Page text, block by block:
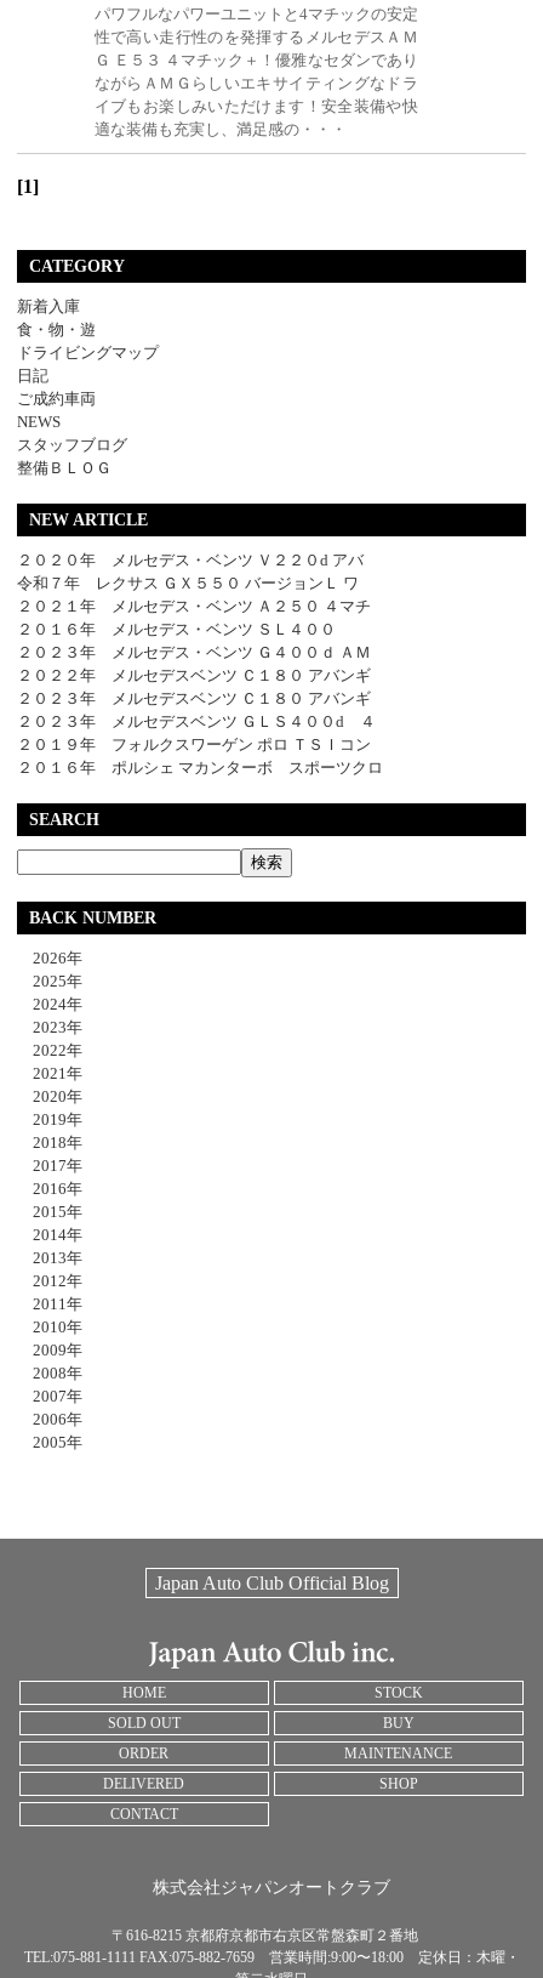
パワフルなパワーユニットと4マチックの安定
性で高い走行性のを発揮するメルセデスＡＭ
Ｇ Ｅ５３ ４マチック＋！優雅なセダンであり
ながらＡＭＧらしいエキサイティングなドラ
イブもお楽しみいただけます！安全装備や快
適な装備も充実し、満足感の・・・
[1]
CATEGORY
新着入庫
食・物・遊
ドライビングマップ
日記
ご成約車両
NEWS
スタッフブログ
整備ＢＬＯＧ
NEW ARTICLE
２０２０年 メルセデス・ベンツ Ｖ２２０d アバ
令和７年 レクサス ＧＸ５５０ バージョンＬ ワ
２０２１年 メルセデス・ベンツ Ａ２５０ ４マチ
２０１６年 メルセデス・ベンツ ＳＬ４００
２０２３年 メルセデス・ベンツ Ｇ４００ｄ ＡＭ
２０２２年 メルセデスベンツ Ｃ１８０ アバンギ
２０２３年 メルセデスベンツ Ｃ１８０ アバンギ
２０２３年 メルセデスベンツ ＧＬＳ４００d ４
２０１９年 フォルクスワーゲン ポロ ＴＳＩコン
２０１６年 ポルシェ マカンターボ スポーツクロ
SEARCH
BACK NUMBER
2026年
2025年
2024年
2023年
2022年
2021年
2020年
2019年
2018年
2017年
2016年
2015年
2014年
2013年
2012年
2011年
2010年
2009年
2008年
2007年
2006年
2005年
Japan Auto Club Official Blog
HOME
STOCK
SOLD OUT
BUY
ORDER
MAINTENANCE
DELIVERED
SHOP
CONTACT
株式会社ジャパンオートクラブ
〒616-8215 京都府京都市右京区常盤森町２番地
TEL:075-881-1111 FAX:075-882-7659 営業時間:9:00〜18:00 定休日：木曜・